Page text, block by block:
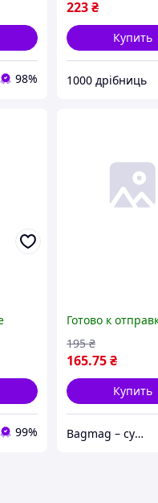
98%
223 ₴
Купить
1000 дрібниць
99%
Готово к
165.75 ₴
195 ₴
Купить
Bagmag – сумки, чемоданы, рюкзаки и аксессуары для вашего стиля и путешествий